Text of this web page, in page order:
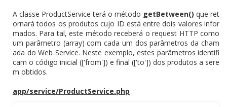
A classe ProductService terá o método getBetween() que ret
ornará todos os produtos cujo ID está entre dois valores infor
mados. Para tal, este método receberá o request HTTP como
um parâmetro (array) com cada um dos parâmetros da cham
ada do Web Service. Neste exemplo, estes parâmetros identifi
cam o código inicial (['from']) e final (['to']) dos produtos a sere
m obtidos.
app/service/ProductService.php